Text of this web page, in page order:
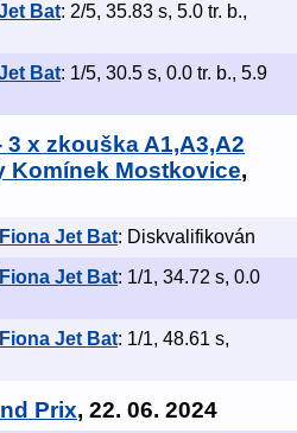
Bat: 2/5, 35.83 s, 5.0 tr. b.,
Bat: 1/5, 30.5 s, 0.0 tr. b., 5.9
x zkouška A1,A3,A2
Komínek Mostkovice,
Jet Bat: Diskvalifikován
Jet Bat: 1/1, 34.72 s, 0.0
Jet Bat: 1/1, 48.61 s,
Prix, 22. 06. 2024